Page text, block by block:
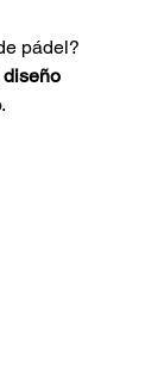
pádel?